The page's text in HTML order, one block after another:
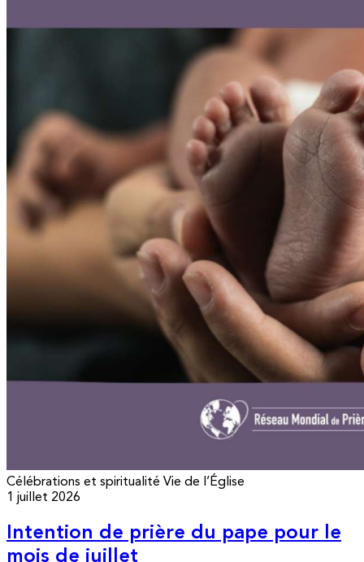
Célébrations et spiritualité Vie de l’Église
1 juillet 2026
Intention de prière du pape pour le
mois de juillet